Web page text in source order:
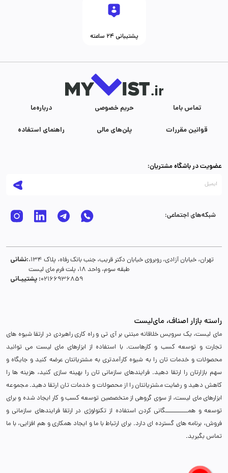
پشتیبانی ۲۴ ساعته
درباره‌ما حریم خصوصی تماس با‌ما
راهنمای استفاده پلن‌های مالی قوانین مقررات
عضویت در باشگاه مشتریان:
شبکه‌های اجتماعی:
نشانی:تهران، خیابان آزادی، روبروی خیابان دکتر قریب، جنب بانک رفاه، پلاک 134،
طبقه سوم، واحد 18، پلت فرم مای لیست
پشتیبـانی :02166936859
راسته بازار اصناف، مای‌لیست
مای لیست، یک سرویس خلاقانه مبتنی بر آی تی و راه کاری راهبردی در ارتقا شیوه های
تجارت و توسعه کسب و کارهاست. با استفاده از ابزارهای مای لیست می توانید
محصولات و خدمات تان را به شیوه کارآمدتری به مشتریانتان عرضه کنید و جایگاه و
سهم بازارتان را ارتقا دهید. فرایندهای سازمانی تان را بهینه سازی کنید، هزینه ها را
کاهش دهید و رضایت مشتریانتان را از محصولات و خدمات تان ارتقا دهید. مجموعه
ابزارهای مای لیست، از سوی گروهی از متخصصین توسعه کسب و کار ایجاد شده و برای
توسعه و همـــــــــــگانی کردن استفاده از تکنولوژی در ارتقا فرایندهای سازمانی و
فروش، برنامه های گسترده ای دارد. برای ارتباط با ما و ایجاد همکاری و هم افزایی، با ما
تماس بگیرید.